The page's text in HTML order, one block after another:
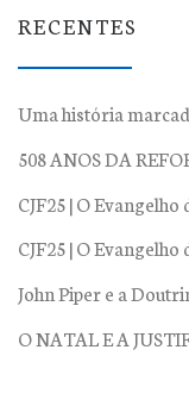
RECENTES
Uma história
508 ANOS DA
CJF25 | O
CJF25 | O
John Piper e a
O NATAL E A